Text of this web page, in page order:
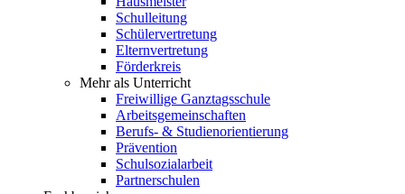
Schulleitung
Schülervertretung
Elternvertretung
Förderkreis
Mehr als Unterricht
Freiwillige Ganztagsschule
Arbeitsgemeinschaften
Berufs- & Studienorientierung
Prävention
Schulsozialarbeit
Partnerschulen